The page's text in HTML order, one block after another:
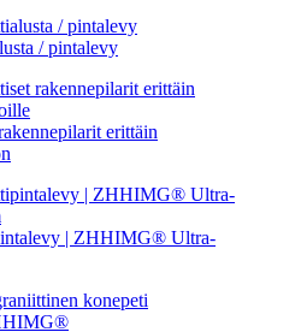
/ pintalevy
erittäin
| ZHHIMG® Ultra-